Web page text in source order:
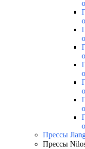
Прессы
Прессы